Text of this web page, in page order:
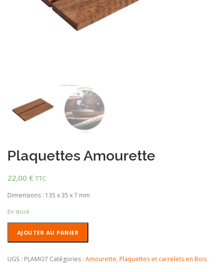
Plaquettes Amourette
22,00 € TTC
Dimensions : 135 x 35 x 7 mm
En stock
Amourette
AJOUTER AU PANIER
UGS : PLAMO7 Catégories : Amourette, Plaquettes et carrelets en Bois